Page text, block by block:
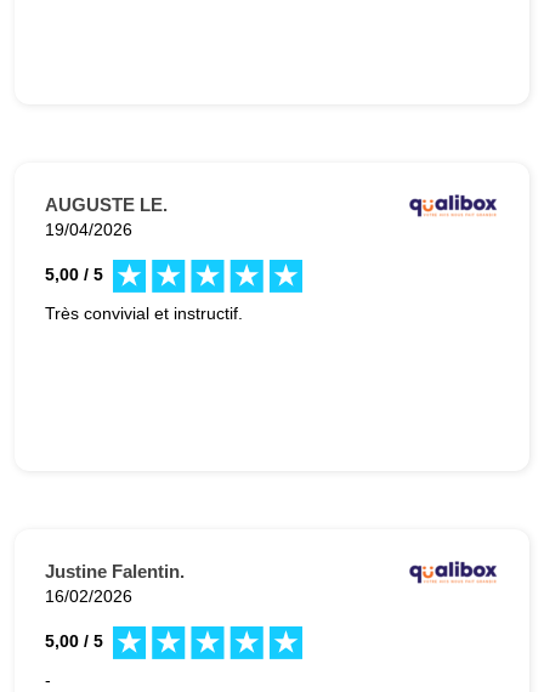
AUGUSTE LE.
19/04/2026
5,00 / 5
Très convivial et instructif.
Justine Falentin.
16/02/2026
5,00 / 5
-